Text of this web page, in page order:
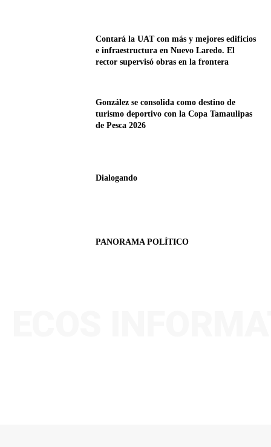
Contará la UAT con más y mejores edificios
e infraestructura en Nuevo Laredo. El
rector supervisó obras en la frontera
González se consolida como destino de
turismo deportivo con la Copa Tamaulipas
de Pesca 2026
Dialogando
PANORAMA POLÍTICO